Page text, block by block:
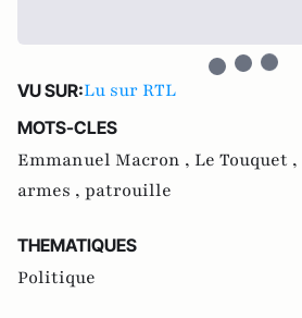
VU SUR:Lu sur RTL
MOTS-CLES
Emmanuel Macron , Le Touquet ,
armes , patrouille
THEMATIQUES
Politique